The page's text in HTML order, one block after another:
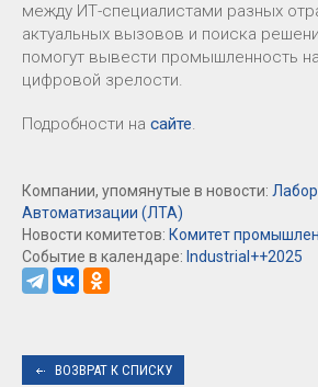
между ИТ-специалистами разных
актуальных вызовов и поиска
помогут вывести промышленность
цифровой зрелости.
Подробности на сайте.
Компании, упомянутые в новости:
Автоматизации (ЛТА)
Новости комитетов: Комитет
Событие в календаре: Industrial++2025
ВОЗВРАТ К СПИСКУ